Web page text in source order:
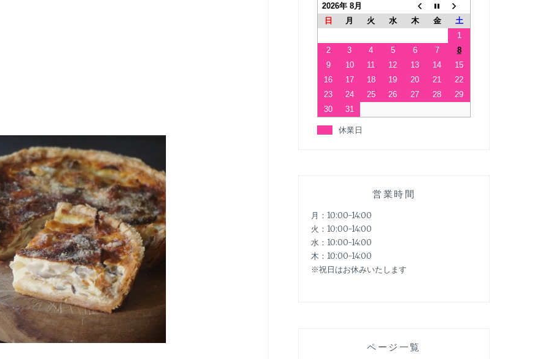
2026年 8月
日
月 火 水 木 金
土
1
2
3 4 5 6 7
8
9
10 11 12 13 14
15
16
17 18 19 20 21
22
23
24 25 26 27 28
29
30
31
休業日
営業時間
月：10:00-14:00
火：10:00-14:00
水：10:00-14:00
木：10:00-14:00
※祝日はお休みいたします
ページ一覧